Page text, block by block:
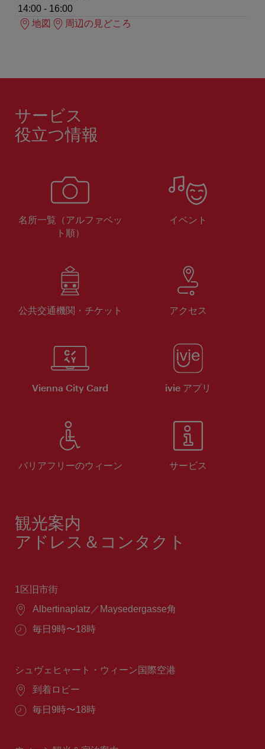
14:00 - 16:00
地図
周辺の見どころ
サービス
役立つ情報
名所一覧（アルファベッ
ト順）
イベント
公共交通機関・チケット アクセス
Vienna City Card ivie アプリ
バリアフリーのウィーン サービス
観光案内
アドレス＆コンタクト
1区旧市街
場
Albertinaplatz／Maysedergasse角
営
間：
毎日9時〜18時
シュヴェヒャート・ウィーン国際空港
場
到着ロビー
営
毎日9時〜18時